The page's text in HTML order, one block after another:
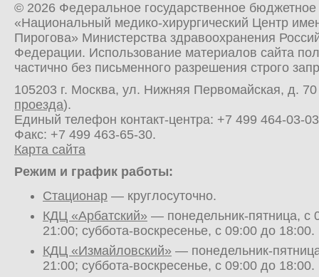
© 2026 Федеральное государственное
«Национальный медико-хирургический Центр
Пирогова» Министерства здравоохранения
Федерации. Использование материалов сайта
частично без письменного разрешения строго
105203 г. Москва, ул. Нижняя Первомайская, д.
проезда).
Единый телефон контакт-центра: +7 499 464-03-03
Факс: +7 499 463-65-30.
Карта сайта
Режим и график работы:
Стационар — круглосуточно.
КДЦ «Арбатский» — понедельник-пятница, с
21:00; суббота-воскресенье, с 09:00 до 18:00.
КДЦ «Измайловский» — понедельник-
21:00; суббота-воскресенье, с 09:00 до 18:00.